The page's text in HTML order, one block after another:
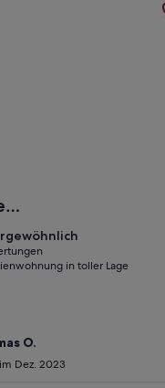
in toller Lage
O.
Dez. 2023